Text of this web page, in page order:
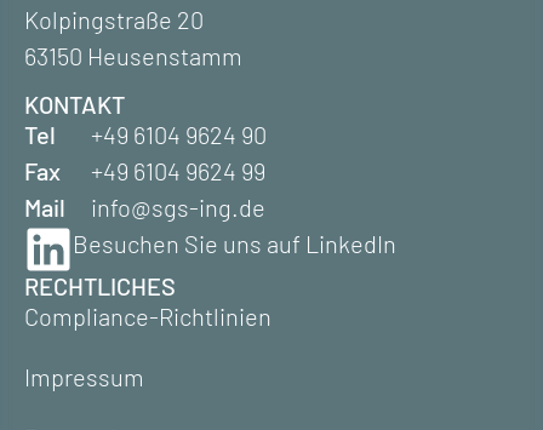
Kolpingstraße 20
63150 Heusenstamm
KONTAKT
Tel
Fax
Mail
+49 6104 9624 90
+49 6104 9624 99
info@sgs-ing.de
Besuchen Sie uns auf LinkedIn
RECHTLICHES
Compliance-Richtlinien
Impressum